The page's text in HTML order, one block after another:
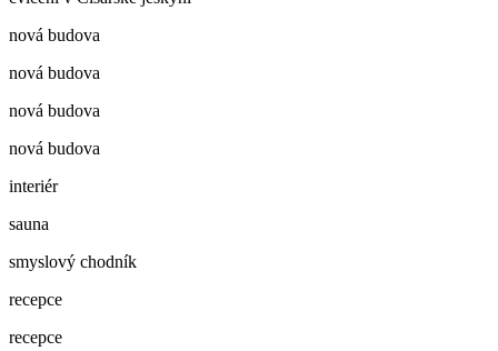
nová budova
nová budova
nová budova
nová budova
interiér
sauna
smyslový chodník
recepce
recepce